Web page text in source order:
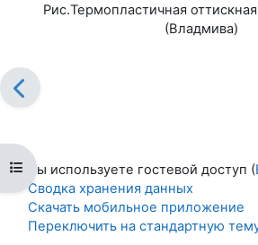
Открыть оглавление курса
Рис.Термопластичная
(Владмива)
Вы используете гостевой доступ (
Сводка хранения данных
Скачать мобильное приложение
Переключить на стандартную